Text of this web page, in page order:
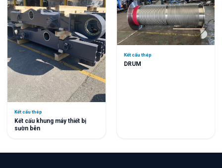
Kết cấu thép
Kết cấu khung máy thiết bị
sườn bên
Kết cấu thép
DRUM